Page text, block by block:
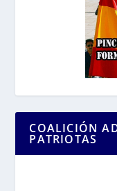
COALICIÓN
PATRIOTAS